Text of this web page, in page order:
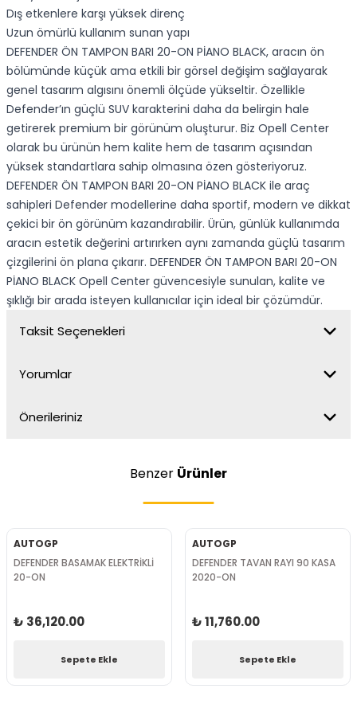
Dış etkenlere karşı yüksek direnç
Uzun ömürlü kullanım sunan yapı
DEFENDER ÖN TAMPON BARI 20-ON PİANO BLACK, aracın ön
bölümünde küçük ama etkili bir görsel değişim sağlayarak
genel tasarım algısını önemli ölçüde yükseltir. Özellikle
Defender’ın güçlü SUV karakterini daha da belirgin hale
getirerek premium bir görünüm oluşturur. Biz Opell Center
olarak bu ürünün hem kalite hem de tasarım açısından
yüksek standartlara sahip olmasına özen gösteriyoruz.
DEFENDER ÖN TAMPON BARI 20-ON PİANO BLACK ile araç
sahipleri Defender modellerine daha sportif, modern ve dikkat
çekici bir ön görünüm kazandırabilir. Ürün, günlük kullanımda
aracın estetik değerini artırırken aynı zamanda güçlü tasarım
çizgilerini ön plana çıkarır. DEFENDER ÖN TAMPON BARI 20-ON
PİANO BLACK Opell Center güvencesiyle sunulan, kalite ve
şıklığı bir arada isteyen kullanıcılar için ideal bir çözümdür.
Taksit Seçenekleri
Yorumlar
Önerileriniz
Benzer Ürünler
AUTOGP
DEFENDER BASAMAK ELEKTRİKLİ
20-ON
₺ 36,120.00
Sepete Ekle
AUTOGP
DEFENDER TAVAN RAYI 90 KASA
2020-ON
₺ 11,760.00
Sepete Ekle